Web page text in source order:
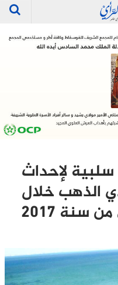
سلبية لإحداث
الذهب خلال
سنة 2017